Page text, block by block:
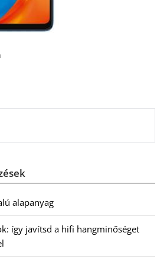
alapanyag
így javítsd a hifi hangminőséget